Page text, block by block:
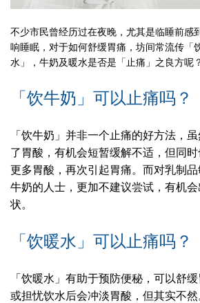
不少市民曾经历过在夜晚，尤其是临睡前感
响睡眠，对于如何舒缓胃痛，坊间常流传「
水」，牛奶及暖水是否是「止痛」之良方呢
「饮牛奶」可以止痛吗？
「饮牛奶」并非一个止痛的好方法，
了胃酸，有机会短暂缓解不适，但同
更多胃酸，再次引起胃痛。而对乳制
牛奶的人士，更加不建议尝试，有机
状。
「饮暖水」可以止痛吗？
「饮暖水」有助于预防便秘，可以舒
或担忧饮水后会冲淡胃酸，但其实不然